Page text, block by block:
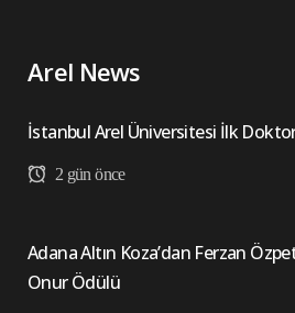
Arel News
İstanbul Arel Üniversitesi İlk
2 gün önce
Adana Altın Koza’dan Ferzan
Onur Ödülü